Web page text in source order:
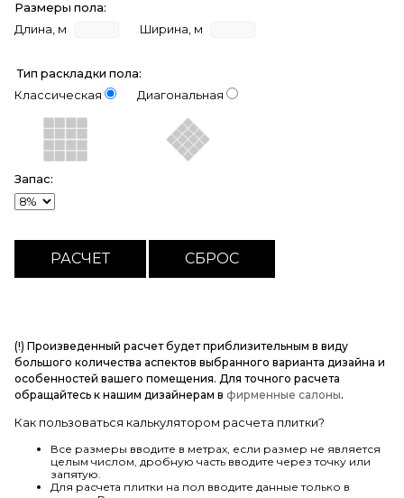
Размеры пола:
Длина, м
Ширина, м
Тип раскладки пола:
Классическая
Диагональная
Запас:
(!) Произведенный расчет будет приблизительным в виду
большого количества аспектов выбранного варианта дизайна и
особенностей вашего помещения. Для точного расчета
обращайтесь к нашим дизайнерам в фирменные салоны.
Как пользоваться калькулятором расчета плитки?
Все размеры вводите в метрах, если размер не является
целым числом, дробную часть вводите через точку или
запятую.
Для расчета плитки на пол вводите данные только в